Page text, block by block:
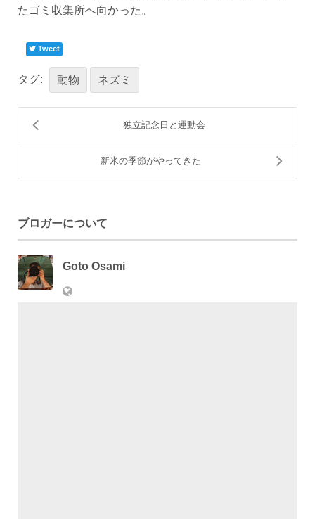
たゴミ収集所へ向かった。
Tweet
タグ: 動物 ネズミ
独立記念日と運動会
新米の季節がやってきた
ブロガーについて
Goto Osami